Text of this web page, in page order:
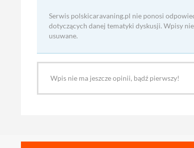
Serwis polskicaravaning.pl nie ponosi
dotyczących danej tematyki dyskusji. Wpisy
usuwane.
Wpis nie ma jeszcze opinii, bądź pierwszy!